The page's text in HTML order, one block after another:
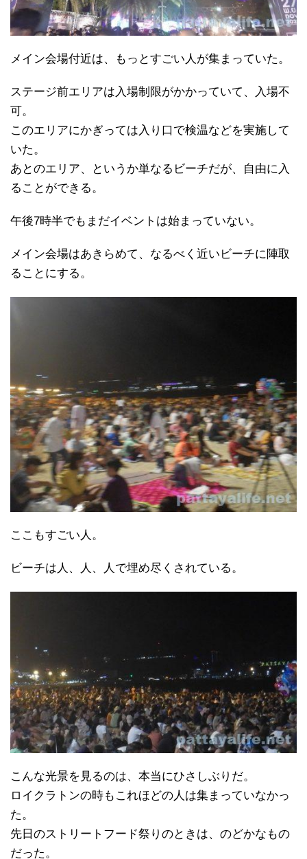
メイン会場付近は、もっとすごい人が集まっていた。
ステージ前エリアは入場制限がかかっていて、入場不
可。
このエリアにかぎっては入り口で検温などを実施して
いた。
あとのエリア、というか単なるビーチだが、自由に入
ることができる。
午後7時半でもまだイベントは始まっていない。
メイン会場はあきらめて、なるべく近いビーチに陣取
ることにする。
ここもすごい人。
ビーチは人、人、人で埋め尽くされている。
こんな光景を見るのは、本当にひさしぶりだ。
ロイクラトンの時もこれほどの人は集まっていなかっ
た。
先日のストリートフード祭りのときは、のどかなもの
だった。